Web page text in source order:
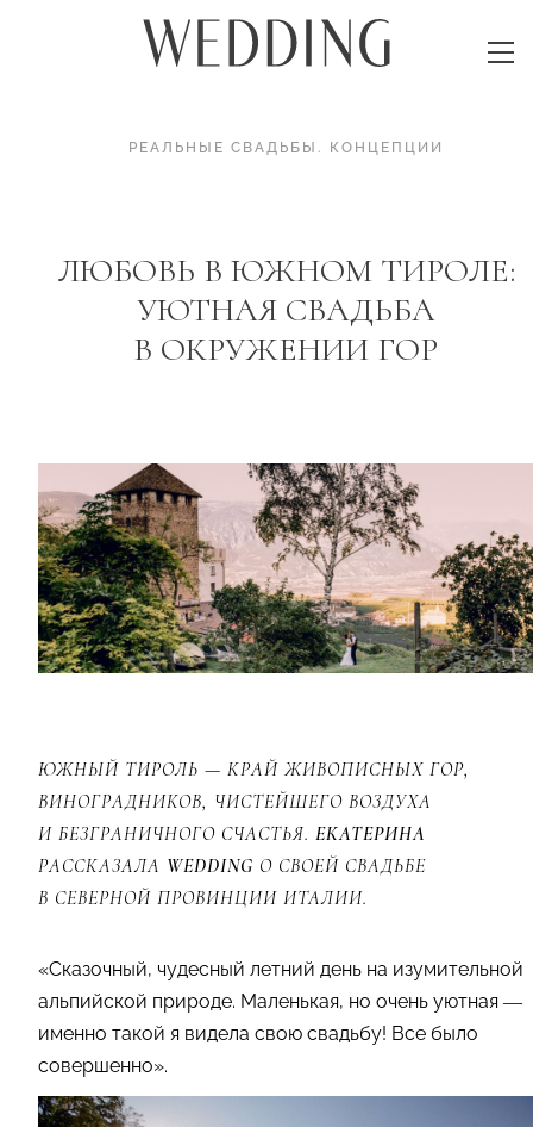
РЕАЛЬНЫЕ СВАДЬБЫ . КОНЦЕПЦИИ
ЛЮБОВЬ В ЮЖНОМ ТИРОЛЕ:
УЮТНАЯ СВАДЬБА
В ОКРУЖЕНИИ ГОР
ЮЖНЫЙ ТИРОЛЬ — КРАЙ ЖИВОПИСНЫХ ГОР,
ВИНОГРАДНИКОВ, ЧИСТЕЙШЕГО ВОЗДУХА
И БЕЗГРАНИЧНОГО СЧАСТЬЯ. ЕКАТЕРИНА
РАССКАЗАЛА WEDDING О СВОЕЙ СВАДЬБЕ
В СЕВЕРНОЙ ПРОВИНЦИИ ИТАЛИИ.
«Сказочный, чудесный летний день на изумительной
альпийской природе. Маленькая, но очень уютная —
именно такой я видела свою свадьбу! Все было
совершенно».